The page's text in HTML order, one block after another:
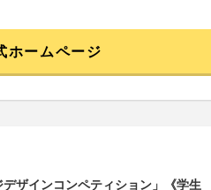
ホームページ
ザインコンペティション」《学生